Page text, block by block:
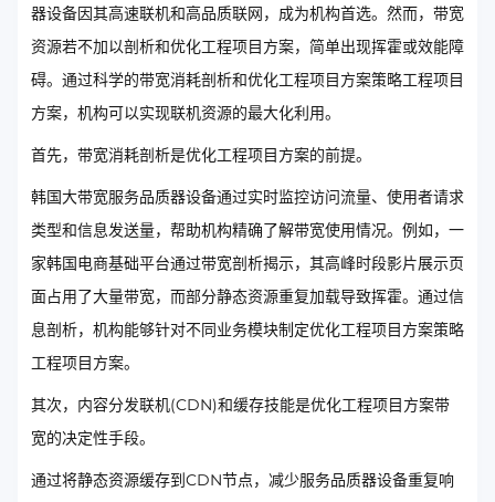
器设备因其高速联机和高品质联网，成为机构首选。然而，带宽
资源若不加以剖析和优化工程项目方案，简单出现挥霍或效能障
碍。通过科学的带宽消耗剖析和优化工程项目方案策略工程项目
方案，机构可以实现联机资源的最大化利用。
首先，带宽消耗剖析是优化工程项目方案的前提。
韩国大带宽服务品质器设备通过实时监控访问流量、使用者请求
类型和信息发送量，帮助机构精确了解带宽使用情况。例如，一
家韩国电商基础平台通过带宽剖析揭示，其高峰时段影片展示页
面占用了大量带宽，而部分静态资源重复加载导致挥霍。通过信
息剖析，机构能够针对不同业务模块制定优化工程项目方案策略
工程项目方案。
其次，内容分发联机(CDN)和缓存技能是优化工程项目方案带
宽的决定性手段。
通过将静态资源缓存到CDN节点，减少服务品质器设备重复响